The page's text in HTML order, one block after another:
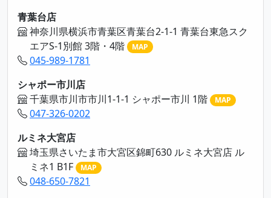
青葉台店
神奈川県横浜市青葉区青葉台2-1-1 青葉台東急スク
エアS-1別館 3階・4階
MAP
045-989-1781
シャポー市川店
千葉県市川市市川1-1-1 シャポー市川 1階
MAP
047-326-0202
ルミネ大宮店
埼玉県さいたま市大宮区錦町630 ルミネ大宮店 ル
ミネ1 B1F
MAP
048-650-7821